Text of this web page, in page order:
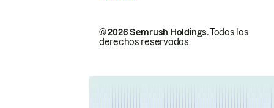
© 2026 Semrush Holdings.Todos los
derechos reservados.